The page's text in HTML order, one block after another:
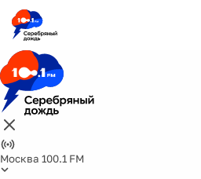
Москва 100.1 FM